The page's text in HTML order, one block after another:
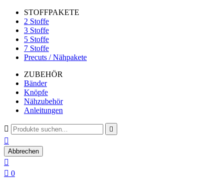
STOFFPAKETE
2 Stoffe
3 Stoffe
5 Stoffe
7 Stoffe
Precuts / Nähpakete
ZUBEHÖR
Bänder
Knöpfe
Nähzubehör
Anleitungen
 

Abbrechen

 0